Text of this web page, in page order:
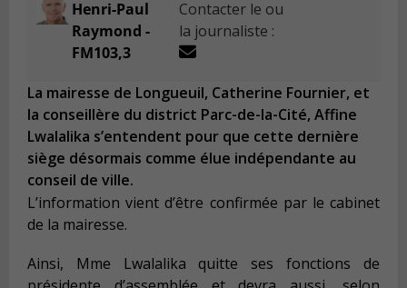
Henri-Paul
Raymond -
FM103,3
Contacter le ou
la journaliste :
La mairesse de Longueuil, Catherine Fournier, et
la conseillère du district Parc-de-la-Cité, Affine
Lwalalika s’entendent pour que cette dernière
siège désormais comme élue indépendante au
conseil de ville.
L’information vient d’être confirmée par le cabinet
de la mairesse.
Ainsi, Mme Lwalalika quitte ses fonctions de